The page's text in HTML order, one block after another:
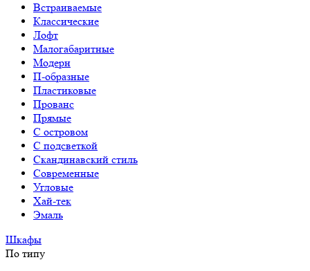
Встраиваемые
Классические
Лофт
Малогабаритные
Модерн
П-образные
Пластиковые
Прованс
Прямые
С островом
С подсветкой
Скандинавский стиль
Современные
Угловые
Хай-тек
Эмаль
Шкафы
По типу